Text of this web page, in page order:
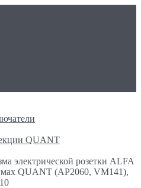
QUANT
электрической розетки ALFA
QUANT (AP2060, VM141),